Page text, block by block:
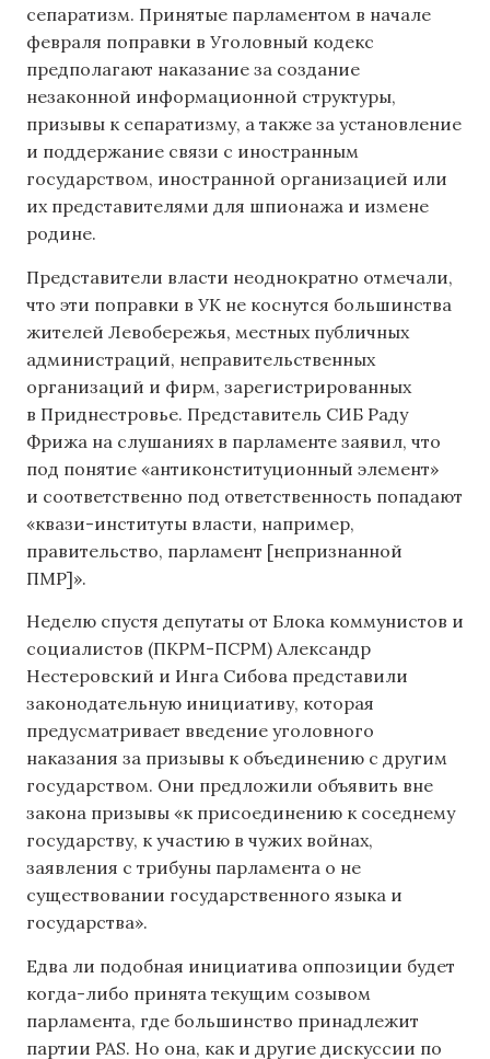
сепаратизм. Принятые парламентом в начале
февраля поправки в Уголовный кодекс
предполагают наказание за создание
незаконной информационной структуры,
призывы к сепаратизму, а также за установление
и поддержание связи с иностранным
государством, иностранной организацией или
их представителями для шпионажа и измене
родине.
Представители власти неоднократно отмечали,
что эти поправки в УК не коснутся большинства
жителей Левобережья, местных публичных
администраций, неправительственных
организаций и фирм, зарегистрированных
в Приднестровье. Представитель СИБ Раду
Фрижа на слушаниях в парламенте заявил, что
под понятие «антиконституционный элемент»
и соответственно под ответственность попадают
«квази-институты власти, например,
правительство, парламент [непризнанной
ПМР]».
Неделю спустя депутаты от Блока коммунистов и
социалистов (ПКРМ-ПСРМ) Александр
Нестеровский и Инга Сибова представили
законодательную инициативу, которая
предусматривает введение уголовного
наказания за призывы к объединению с другим
государством. Они предложили объявить вне
закона призывы «к присоединению к соседнему
государству, к участию в чужих войнах,
заявления с трибуны парламента о не
существовании государственного языка и
государства».
Едва ли подобная инициатива оппозиции будет
когда-либо принята текущим созывом
парламента, где большинство принадлежит
партии PAS. Но она, как и другие дискуссии по